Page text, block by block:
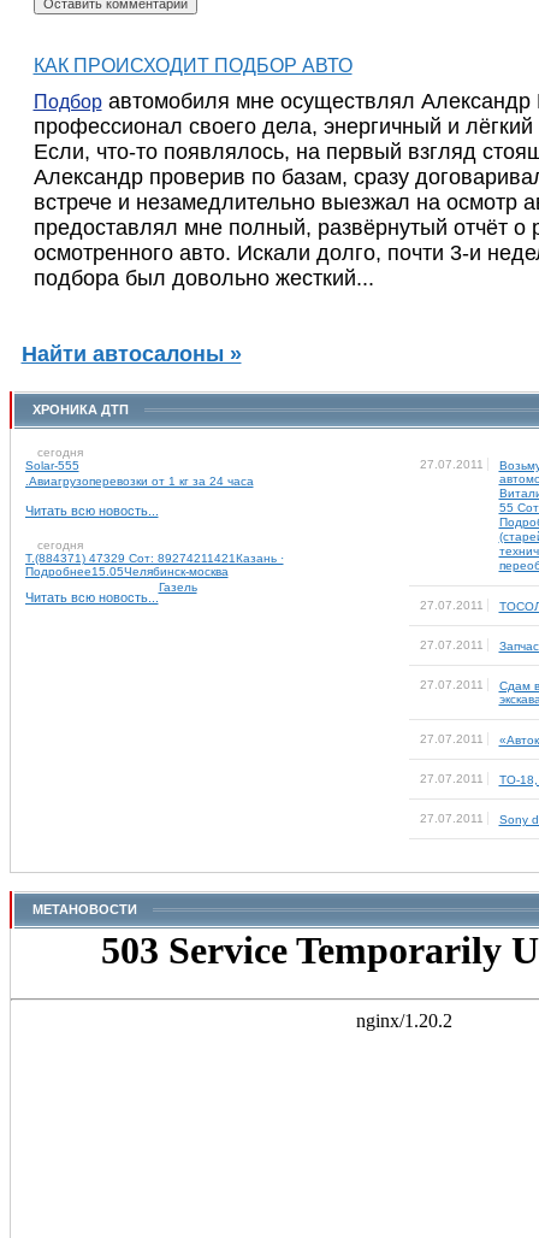
КАК ПРОИСХОДИТ ПОДБОР АВТО
Подборавтомобиля мне осуществлял Александр
профессионал своего дела, энергичный и
Если, что-то появлялось, на первый взгляд
Александр проверив по базам, сразу
встрече и незамедлительно выезжал на осмотр
предоставлял мне полный, развёрнутый отчёт о
осмотренного авто. Искали долго, почти 3-и
подбора был довольно жесткий...
Найти автосалоны »
ХРОНИКА ДТП
сегодня
Solar-555
.Авиагрузоперевозки от 1 кг за 24 часа
Читать всю новость...
сегодня
Т.(884371) 47329 Сот: 89274211421Казань ·
Подробнее15.05Челябинск-москва
Газель
Читать всю новость...
27.07.2011
55
27.07.2011
27.07.2011
27.07.2011 Сдам
27.07.2011
27.07.2011 ТО-18,
27.07.2011 Sony
МЕТАНОВОСТИ